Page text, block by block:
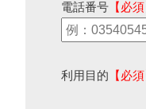
電話番号 【必須
利用目的 【必須